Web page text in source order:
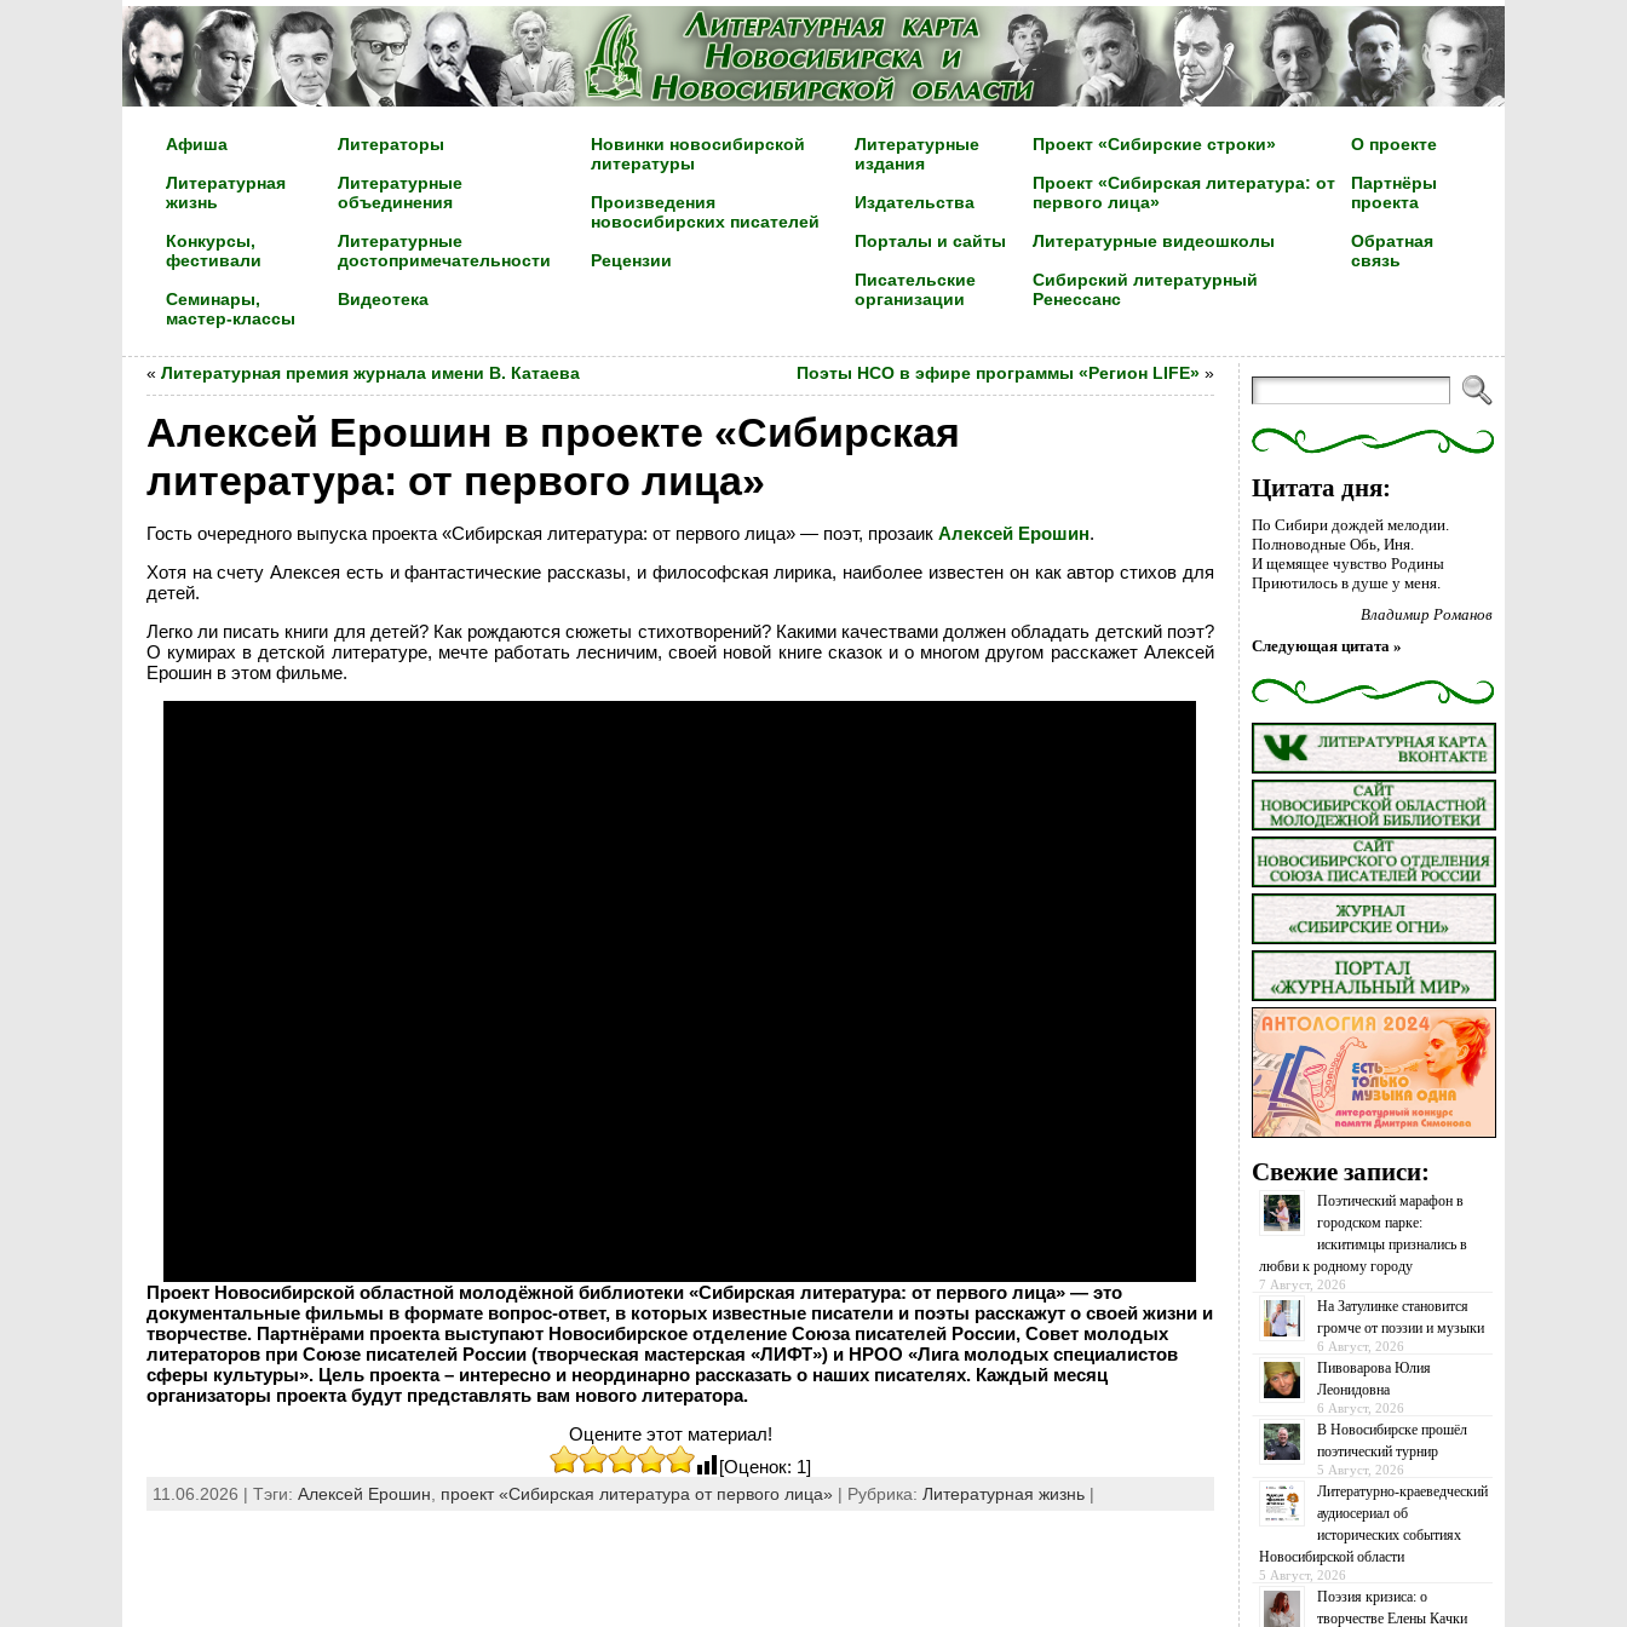
Афиша
Литературная
жизнь
Конкурсы,
фестивали
Семинары,
мастер-классы
Литераторы
Литературные
объединения
Литературные
достопримечательности
Видеотека
Новинки новосибирской
литературы
Произведения
новосибирских писателей
Рецензии
Литературные
издания
Издательства
Порталы и сайты
Писательские
организации
Проект «Сибирские строки»
Проект «Сибирская литература: от
первого лица»
Литературные видеошколы
Сибирский литературный
Ренессанс
О проекте
Партнёры
проекта
Обратная
связь
« Литературная премия журнала имени В. Катаева Поэты НСО в эфире программы «Регион LIFE»»
Алексей Ерошин в проекте «Сибирская
литература: от первого лица»
Гость очередного выпуска проекта «Сибирская литература: от первого лица» — поэт, прозаик Алексей Ерошин.
Хотя на счету Алексея есть и фантастические рассказы, и философская лирика, наиболее известен он как автор стихов для
детей.
Легко ли писать книги для детей? Как рождаются сюжеты стихотворений? Какими качествами должен обладать детский поэт?
О кумирах в детской литературе, мечте работать лесничим, своей новой книге сказок и о многом другом расскажет Алексей
Ерошин в этом фильме.
Проект Новосибирской областной молодёжной библиотеки «Сибирская литература: от первого лица» — это
документальные фильмы в формате вопрос-ответ, в которых известные писатели и поэты расскажут о своей жизни и
творчестве. Партнёрами проекта выступают Новосибирское отделение Союза писателей России, Совет молодых
литераторов при Союзе писателей России (творческая мастерская «ЛИФТ») и НРОО «Лига молодых специалистов
сферы культуры». Цель проекта – интересно и неординарно рассказать о наших писателях. Каждый месяц
организаторы проекта будут представлять вам нового литератора.
Оцените этот материал!
[Оценок: 1]
11.06.2026 | Тэги: Алексей Ерошин проект «Сибирская литература от первого лица»| Рубрика: Литературная жизнь|
Цитата дня:
По Сибири дождей мелодии.
Полноводные Обь, Иня.
И щемящее чувство Родины
Приютилось в душе у меня.
Владимир Романов
Следующая цитата »
Свежие записи:
Поэтический марафон в
городском парке:
искитимцы признались в
любви к родному городу
7 Август, 2026
На Затулинке становится
громче от поэзии и музыки
6 Август, 2026
Пивоварова Юлия
Леонидовна
6 Август, 2026
В Новосибирске прошёл
поэтический турнир
5 Август, 2026
Литературно-краеведческий
аудиосериал об
исторических событиях
Новосибирской области
5 Август, 2026
Поэзия кризиса: о
творчестве Елены Качки